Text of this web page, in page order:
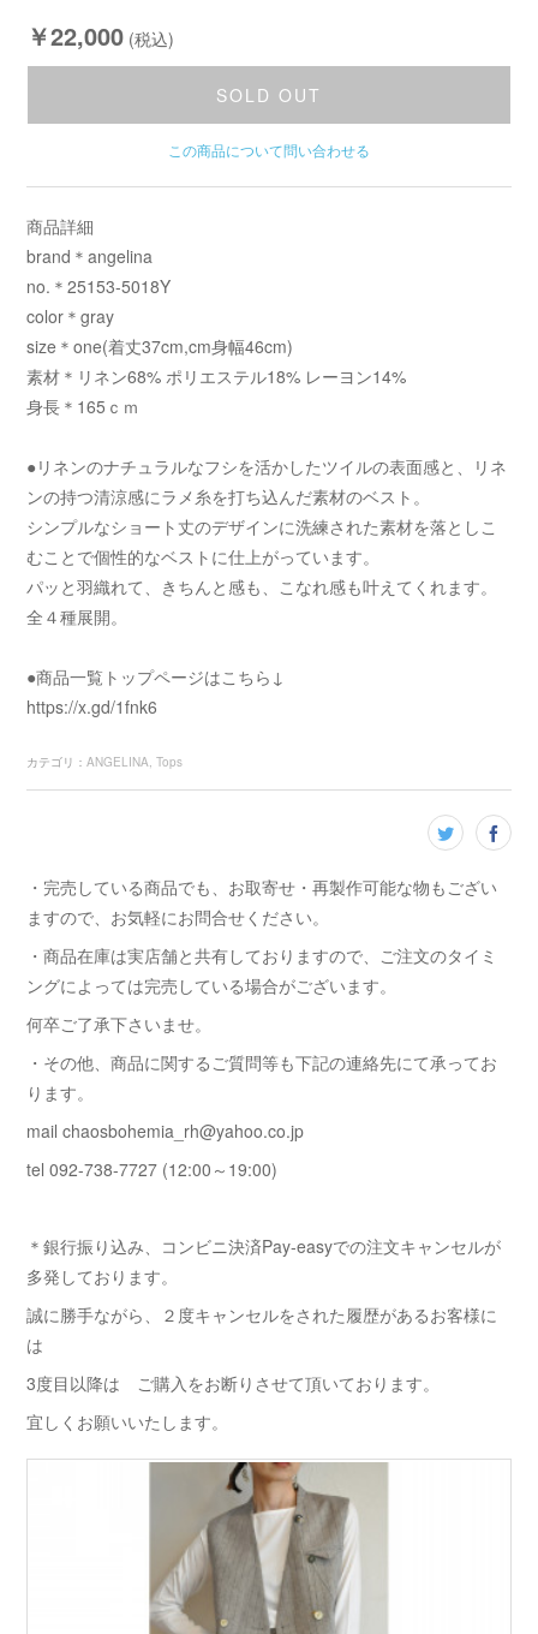
￥22,000 (税込)
SOLD OUT
この商品について問い合わせる
商品詳細
brand＊angelina
no.＊25153-5018Y
color＊gray
size＊one(着丈37cm,cm身幅46cm)
素材＊リネン68% ポリエステル18% レーヨン14%
身長＊165ｃｍ
●リネンのナチュラルなフシを活かしたツイルの表面感と、リネ
ンの持つ清涼感にラメ糸を打ち込んだ素材のベスト。
シンプルなショート丈のデザインに洗練された素材を落としこ
むことで個性的なベストに仕上がっています。
パッと羽織れて、きちんと感も、こなれ感も叶えてくれます。
全４種展開。
●商品一覧トップページはこちら↓
https://x.gd/1fnk6
カテゴリ ：ANGELINA Tops
・完売している商品でも、お取寄せ・再製作可能な物もござい
ますので、お気軽にお問合せください。
・商品在庫は実店舗と共有しておりますので、ご注文のタイミ
ングによっては完売している場合がございます。
何卒ご了承下さいませ。
・その他、商品に関するご質問等も下記の連絡先にて承ってお
ります。
mail chaosbohemia_rh@yahoo.co.jp
tel 092-738-7727 (12:00～19:00)
＊銀行振り込み、コンビニ決済Pay-easyでの注文キャンセルが
多発しております。
誠に勝手ながら、２度キャンセルをされた履歴があるお客様に
は
3度目以降は ご購入をお断りさせて頂いております。
宜しくお願いいたします。